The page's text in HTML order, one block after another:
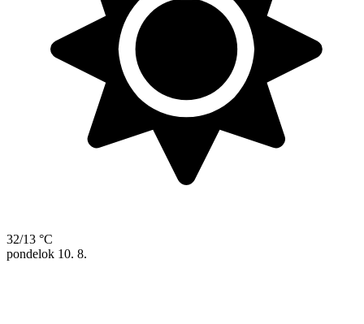
32/13 °C
pondelok 10. 8.